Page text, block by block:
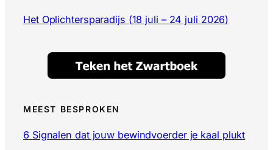
Het Oplichtersparadijs (18 juli – 24 juli 2026)
MEEST BESPROKEN
6 Signalen dat jouw bewindvoerder je kaal plukt